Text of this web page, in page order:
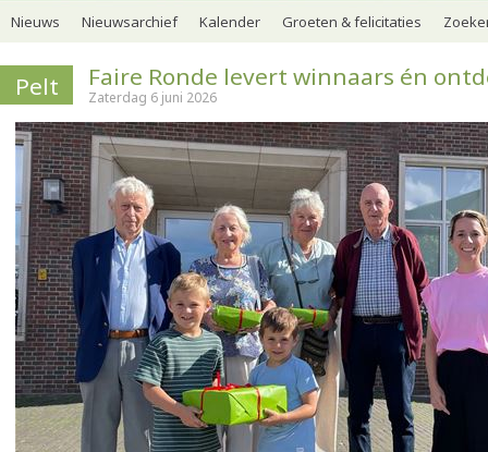
Nieuws Nieuwsarchief Kalender Groeten & felicitaties
Pelt Faire Ronde levert winnaars én
Zaterdag 6 juni 2026